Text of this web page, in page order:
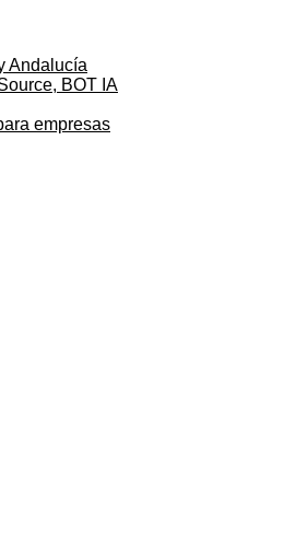
Andalucía
BOT IA
empresas